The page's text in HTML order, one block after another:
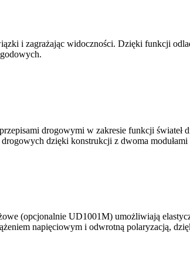
i zagrażając widoczności. Dzięki funkcji
drogowymi w zakresie funkcji świateł
dzięki konstrukcji z dwoma
(opcjonalnie UD1001M) umożliwiają
napięciowym i odwrotną polaryzacją,